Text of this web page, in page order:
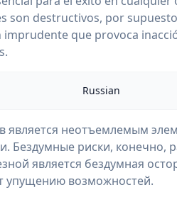
son destructivos, por
que provoca
Russian
является неотъемлемым
Бездумные риски,
является бездумная
упущению возможностей.